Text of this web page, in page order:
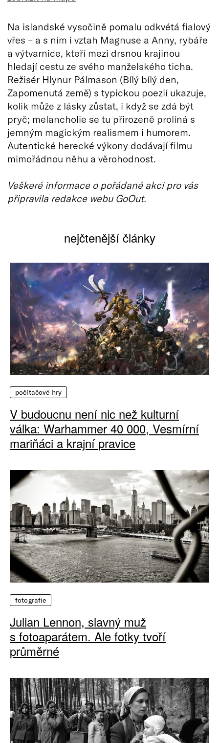
Na islandské vysočině pomalu odkvétá fialový
vřes – a s ním i vztah Magnuse a Anny, rybáře
a výtvarnice, kteří mezi drsnou krajinou
hledají cestu ze svého manželského ticha.
Režisér Hlynur Pálmason (Bílý bílý den,
Zapomenutá země) s typickou poezií ukazuje,
kolik může z lásky zůstat, i když se zdá být
pryč; melancholie se tu přirozeně prolíná s
jemným magickým realismem i humorem.
Autentické herecké výkony dodávají filmu
mimořádnou něhu a věrohodnost.
Veškeré informace o pořádané akci pro vás
připravila redakce webu GoOut.
nejčtenější články
počítačové hry
V budoucnu není nic než kulturní
válka: Warhammer 40 000, Vesmírní
mariňáci a krajní pravice
fotografie
Julian Lennon, slavný muž
s fotoaparátem. Ale fotky tvoří
průměrné